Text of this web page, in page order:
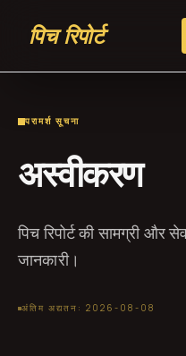
पिच रिपोर्ट
परामर्श सूचना
अस्वीकरण
पिच रिपोर्ट की सामग्री और
जानकारी।
अंतिम अद्यतन: 2026-08-08